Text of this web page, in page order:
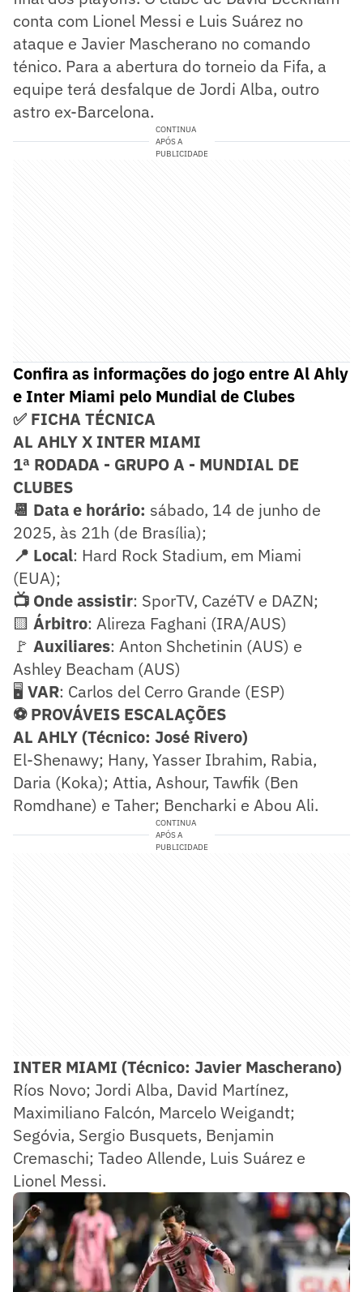
conta com Lionel Messi e Luis Suárez no
ataque e Javier Mascherano no comando
ténico. Para a abertura do torneio da Fifa, a
equipe terá desfalque de Jordi Alba, outro
astro ex-Barcelona.
CONTINUA
APÓS A
PUBLICIDADE
Confira as informações do jogo entre Al Ahly
e Inter Miami pelo Mundial de Clubes
✅ FICHA TÉCNICA
AL AHLY X INTER MIAMI
1ª RODADA - GRUPO A - MUNDIAL DE
CLUBES
📆 Data e horário: sábado, 14 de junho de
2025, às 21h (de Brasília);
📍 Local: Hard Rock Stadium, em Miami
(EUA);
📺 Onde assistir: SporTV, CazéTV e DAZN;
🟨 Árbitro: Alireza Faghani (IRA/AUS)
🚩 Auxiliares: Anton Shchetinin (AUS) e
Ashley Beacham (AUS)
🖥️ VAR: Carlos del Cerro Grande (ESP)
⚽ PROVÁVEIS ESCALAÇÕES
AL AHLY (Técnico: José Rivero)
El-Shenawy; Hany, Yasser Ibrahim, Rabia,
Daria (Koka); Attia, Ashour, Tawfik (Ben
Romdhane) e Taher; Bencharki e Abou Ali.
CONTINUA
APÓS A
PUBLICIDADE
INTER MIAMI (Técnico: Javier Mascherano)
Ríos Novo; Jordi Alba, David Martínez,
Maximiliano Falcón, Marcelo Weigandt;
Segóvia, Sergio Busquets, Benjamin
Cremaschi; Tadeo Allende, Luis Suárez e
Lionel Messi.